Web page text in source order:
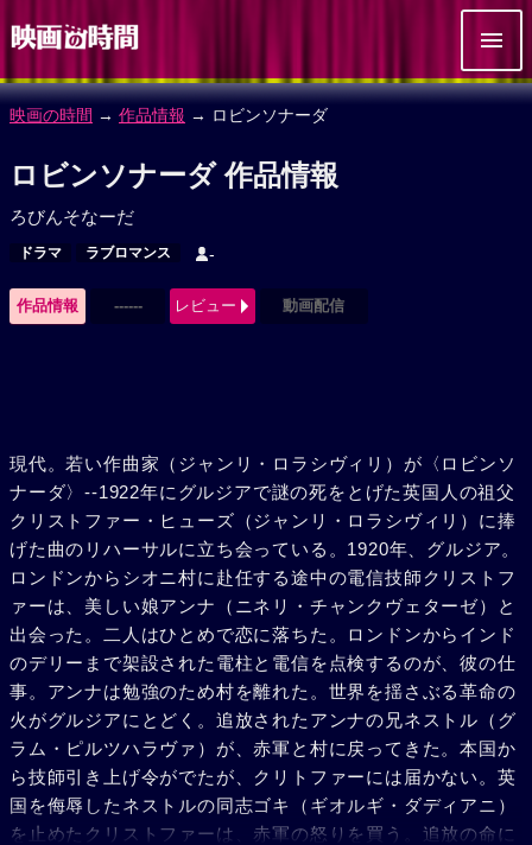
映画の時間 → 作品情報 → ロビンソナーダ
ロビンソナーダ 作品情報
ろびんそなーだ
ドラマ ラブロマンス -
作品情報 ------ レビュー 動画配信
現代。若い作曲家（ジャンリ・ロラシヴィリ）が〈ロビンソ
ナーダ〉--1922年にグルジアで謎の死をとげた英国人の祖父
クリストファー・ヒューズ（ジャンリ・ロラシヴィリ）に捧
げた曲のリハーサルに立ち会っている。1920年、グルジア。
ロンドンからシオニ村に赴任する途中の電信技師クリストフ
ァーは、美しい娘アンナ（ニネリ・チャンクヴェターゼ）と
出会った。二人はひとめで恋に落ちた。ロンドンからインド
のデリーまで架設された電柱と電信を点検するのが、彼の仕
事。アンナは勉強のため村を離れた。世界を揺さぶる革命の
火がグルジアにとどく。追放されたアンナの兄ネストル（グ
ラム・ピルツハラヴァ）が、赤軍と村に戻ってきた。本国か
ら技師引き上げ令がでたが、クリトファーには届かない。英
国を侮辱したネストルの同志ゴキ（ギオルギ・ダディアニ）
を止めたクリストファーは、赤軍の怒りを買う。追放の命に